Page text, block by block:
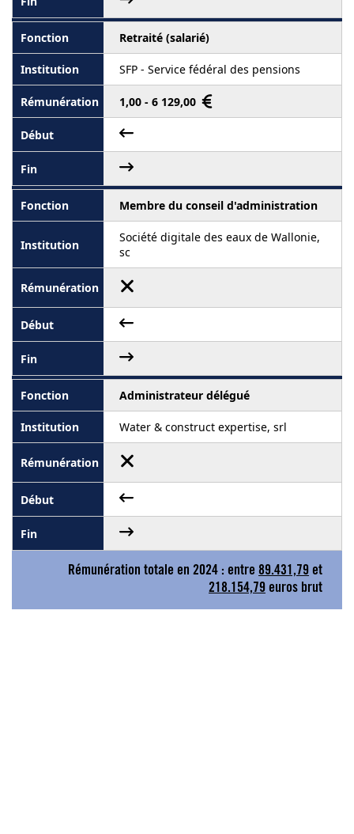
Retraité (salarié)
SFP - Service fédéral des pensions
1,00 - 6 129,00
Membre du conseil d'administration
Société digitale des eaux de Wallonie,
sc
Administrateur délégué
Water & construct expertise, srl
Rémunération totale en 2024 : entre 89.431,79 et
218.154,79 euros brut